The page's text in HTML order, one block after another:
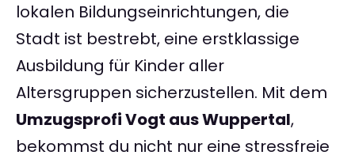
lokalen Bildungseinrichtungen, die
Stadt ist bestrebt, eine erstklassige
Ausbildung für Kinder aller
Altersgruppen sicherzustellen. Mit dem
Umzugsprofi Vogt aus Wuppertal,
bekommst du nicht nur eine stressfreie